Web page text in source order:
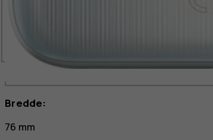
Bredde:
76 mm